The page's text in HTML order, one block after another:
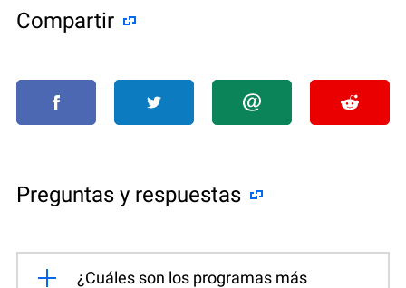
Compartir
Preguntas y respuestas
¿Cuáles son los programas más